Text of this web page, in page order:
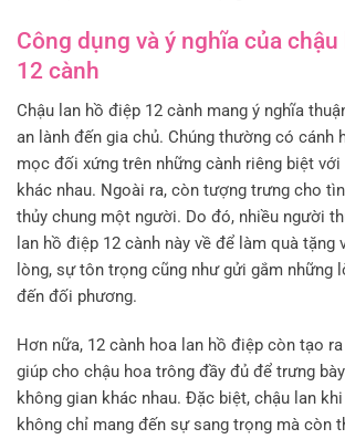
Công dụng và ý nghĩa của
12 cành
Chậu lan hồ điệp 12 cành mang ý nghĩa
an lành đến gia chủ. Chúng thường có cánh
mọc đối xứng trên những cành riêng biệt
khác nhau. Ngoài ra, còn tượng trưng cho
thủy chung một người. Do đó, nhiều người
lan hồ điệp 12 cành này về để làm quà tặng
lòng, sự tôn trọng cũng như gửi gắm những
đến đối phương.
Hơn nữa, 12 cành hoa lan hồ điệp còn tạo
giúp cho chậu hoa trông đầy đủ để trưng
không gian khác nhau. Đặc biệt, chậu lan
không chỉ mang đến sự sang trọng mà còn